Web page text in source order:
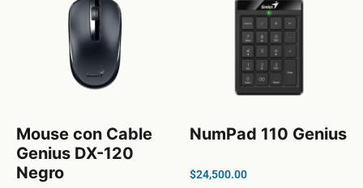
Mouse con Cable
Genius DX-120
Negro
NumPad 110 Genius
$24,500.00